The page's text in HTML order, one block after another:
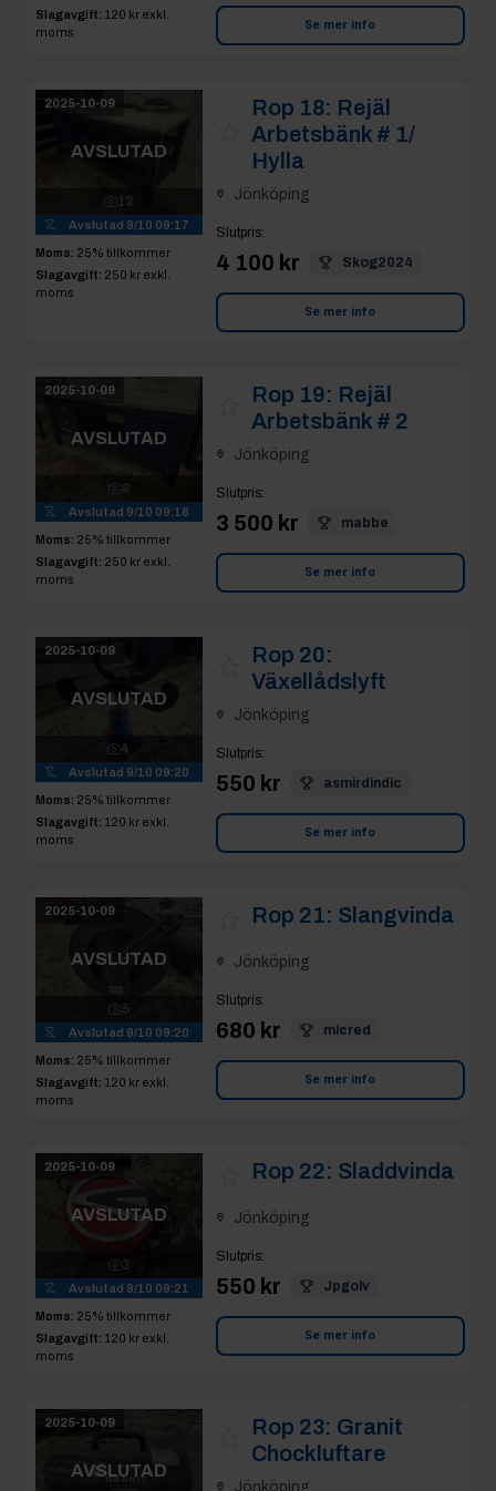
Slagavgift: 120 kr exkl.
moms
Se mer info
2025-10-09
AVSLUTAD
13
Avslutad 9/10 09:17
Moms: 25% tillkommer
Slagavgift: 250 kr exkl.
moms
Rop 18: Rejäl
Arbetsbänk # 1/
Hylla
Jönköping
Slutpris:
4 100 kr Skog2024
Se mer info
2025-10-09
AVSLUTAD
8
Avslutad 9/10 09:18
Moms: 25% tillkommer
Slagavgift: 250 kr exkl.
moms
Rop 19: Rejäl
Arbetsbänk # 2
Jönköping
Slutpris:
3 500 kr mabbe
Se mer info
2025-10-09
AVSLUTAD
4
Avslutad 9/10 09:20
Moms: 25% tillkommer
Slagavgift: 120 kr exkl.
moms
Rop 20:
Växellådslyft
Jönköping
Slutpris:
550 kr asmirdindic
Se mer info
2025-10-09
AVSLUTAD
5
Avslutad 9/10 09:20
Moms: 25% tillkommer
Slagavgift: 120 kr exkl.
moms
Rop 21: Slangvinda
Jönköping
Slutpris:
680 kr micred
Se mer info
2025-10-09
AVSLUTAD
3
Avslutad 9/10 09:21
Moms: 25% tillkommer
Slagavgift: 120 kr exkl.
moms
Rop 22: Sladdvinda
Jönköping
Slutpris:
550 kr Jpgolv
Se mer info
2025-10-09
AVSLUTAD
Rop 23: Granit
Chockluftare
Jönköping